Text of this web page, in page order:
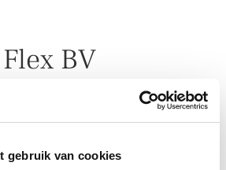
gebruik van cookies
Flex BV
zijn de regels voor oprichting
zijn :